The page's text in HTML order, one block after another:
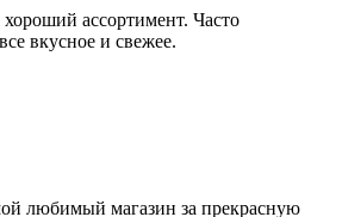
ассортимент. Часто
вкусное и свежее.
любимый магазин за прекрасную